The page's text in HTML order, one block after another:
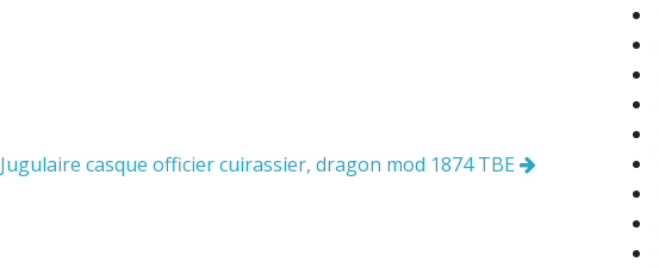
Jugulaire casque officier cuirassier, dragon mod 1874 TBE